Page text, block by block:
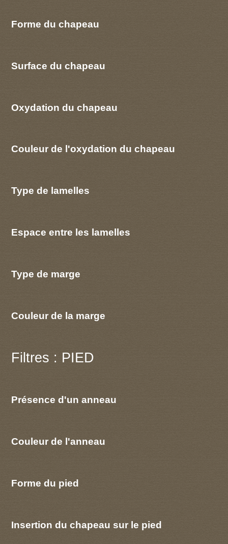
Forme du chapeau
Surface du chapeau
Oxydation du chapeau
Couleur de l'oxydation du chapeau
Type de lamelles
Espace entre les lamelles
Type de marge
Couleur de la marge
Filtres : PIED
Présence d'un anneau
Couleur de l'anneau
Forme du pied
Insertion du chapeau sur le pied